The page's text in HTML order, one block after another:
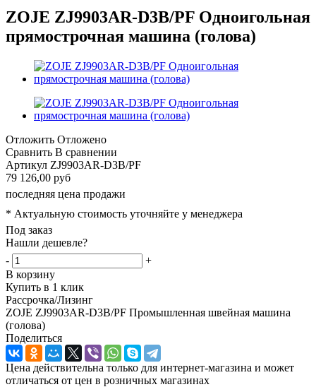
ZOJE ZJ9903AR-D3B/PF Одноигольная
прямострочная машина (голова)
Отложить Отложено
Сравнить В сравнении
Артикул ZJ9903AR-D3B/PF
79 126,00 руб
последняя цена продажи
* Актуальную стоимость уточняйте у менеджера
Под заказ
Нашли дешевле?
-
+
В корзину
Купить в 1 клик
Рассрочка/Лизинг
ZOJE ZJ9903AR-D3B/PF Промышленная швейная машина
(голова)
Поделиться
Цена действительна только для интернет-магазина и может
отличаться от цен в розничных магазинах